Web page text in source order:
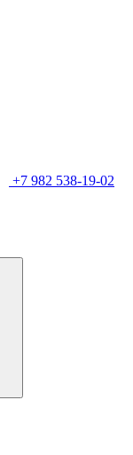
+7 982 538-19-02